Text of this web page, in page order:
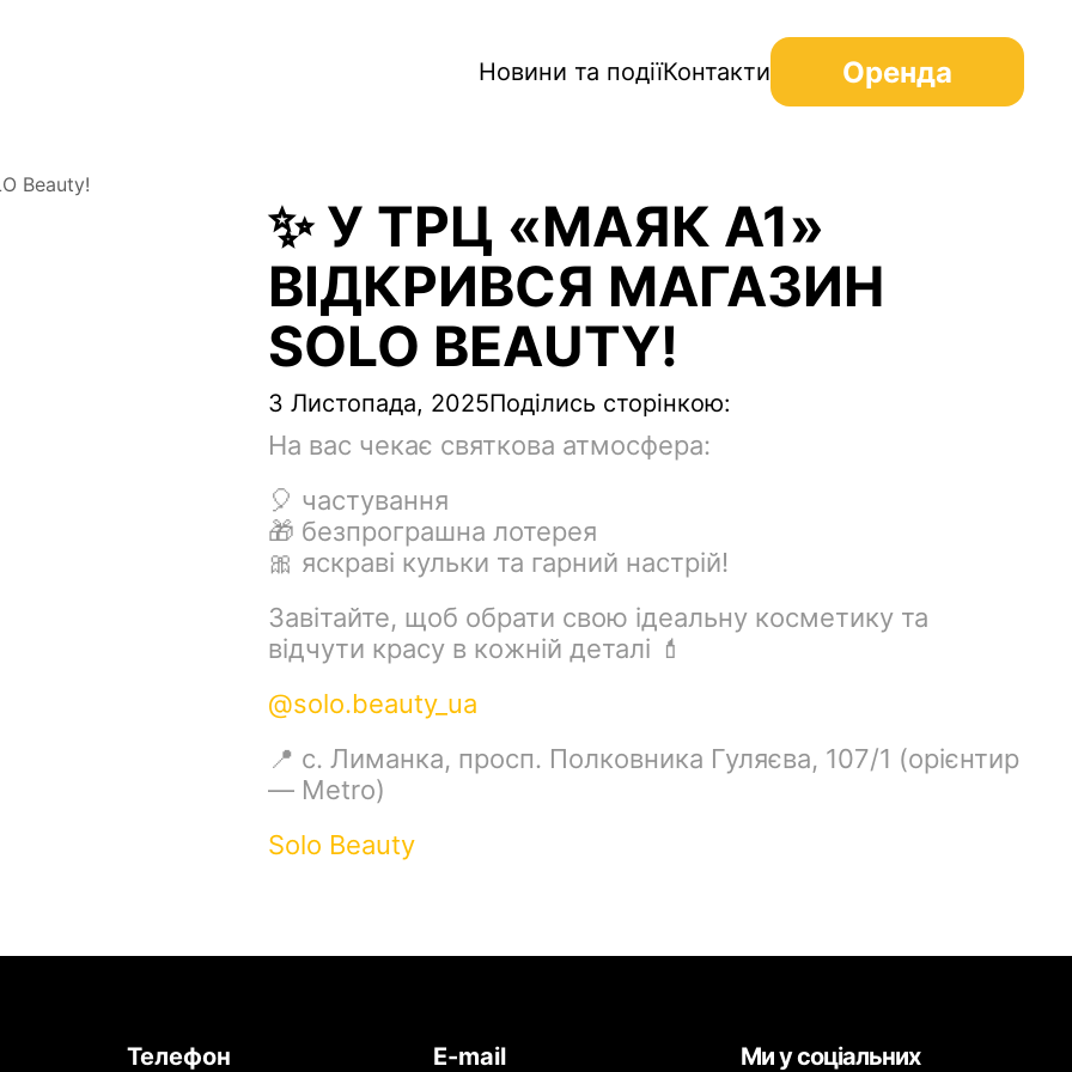
Новини та подіїКонтакти Оренда
Beauty!
✨ У ТРЦ «МАЯК А1»
ВІДКРИВСЯ МАГАЗИН
SOLO BEAUTY!
3 Листопада, 2025Поділись сторінкою:
На вас чекає святкова атмосфера:
🎈 частування
🎁 безпрограшна лотерея
🎀 яскраві кульки та гарний настрій!
Завітайте, щоб обрати свою ідеальну косметику та
відчути красу в кожній деталі 💄
@solo.beauty_ua
📍 с. Лиманка, просп. Полковника Гуляєва, 107/1 (орієнтир
— Metro)
Solo Beauty
Телефон E-mail Ми у соціальних